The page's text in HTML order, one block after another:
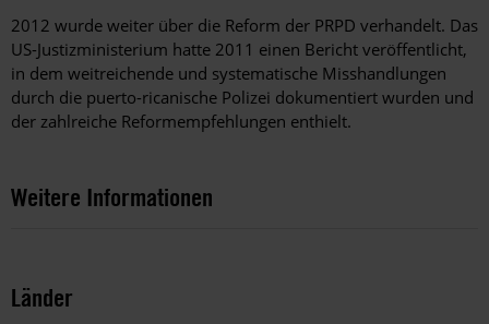
2012 wurde weiter über die Reform der PRPD verhandelt. Das
US-Justizministerium hatte 2011 einen Bericht veröffentlicht,
in dem weitreichende und systematische Misshandlungen
durch die puerto-ricanische Polizei dokumentiert wurden und
der zahlreiche Reformempfehlungen enthielt.
Weitere Informationen
Länder